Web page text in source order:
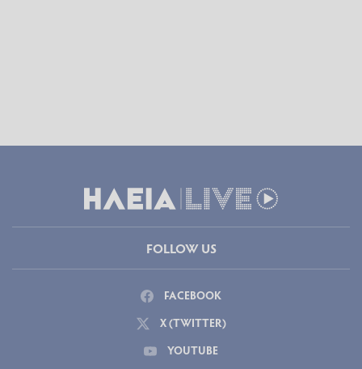
FOLLOW US
FACEBOOK
X (TWITTER)
YOUTUBE